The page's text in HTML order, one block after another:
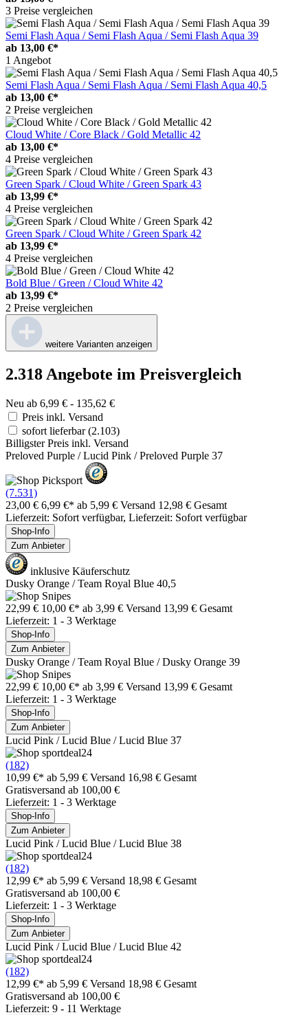
3 Preise vergleichen
Semi Flash Aqua / Semi Flash Aqua / Semi Flash Aqua 39
ab 13,00 €*
1 Angebot
Semi Flash Aqua / Semi Flash Aqua / Semi Flash Aqua 40,5
ab 13,00 €*
2 Preise vergleichen
Cloud White / Core Black / Gold Metallic 42
ab 13,00 €*
4 Preise vergleichen
Green Spark / Cloud White / Green Spark 43
ab 13,99 €*
4 Preise vergleichen
Green Spark / Cloud White / Green Spark 42
ab 13,99 €*
4 Preise vergleichen
Bold Blue / Green / Cloud White 42
ab 13,99 €*
2 Preise vergleichen
weitere Varianten anzeigen
2.318 Angebote im Preisvergleich
Neu ab 6,99 € - 135,62 €
Preis inkl. Versand
sofort lieferbar(2.103)
Billigster Preis inkl. Versand
Preloved Purple / Lucid Pink / Preloved Purple 37
(7.531)
23,00 € 6,99 €* ab 5,99 € Versand 12,98 € Gesamt
Lieferzeit: Sofort verfügbar, Lieferzeit: Sofort verfügbar
Shop-Info
Zum Anbieter
inklusive Käuferschutz
Dusky Orange / Team Royal Blue 40,5
22,99 € 10,00 €* ab 3,99 € Versand 13,99 € Gesamt
Lieferzeit: 1 - 3 Werktage
Shop-Info
Zum Anbieter
Dusky Orange / Team Royal Blue / Dusky Orange 39
22,99 € 10,00 €* ab 3,99 € Versand 13,99 € Gesamt
Lieferzeit: 1 - 3 Werktage
Shop-Info
Zum Anbieter
Lucid Pink / Lucid Blue / Lucid Blue 37
(182)
10,99 €* ab 5,99 € Versand 16,98 € Gesamt
Gratisversand ab 100,00 €
Lieferzeit: 1 - 3 Werktage
Shop-Info
Zum Anbieter
Lucid Pink / Lucid Blue / Lucid Blue 38
(182)
12,99 €* ab 5,99 € Versand 18,98 € Gesamt
Gratisversand ab 100,00 €
Lieferzeit: 1 - 3 Werktage
Shop-Info
Zum Anbieter
Lucid Pink / Lucid Blue / Lucid Blue 42
(182)
12,99 €* ab 5,99 € Versand 18,98 € Gesamt
Gratisversand ab 100,00 €
Lieferzeit: 9 - 11 Werktage